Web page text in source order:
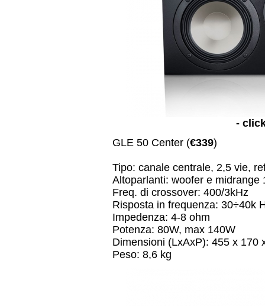
-
GLE 50 Center (€339)
Tipo: canale centrale, 2,5 vie,
Altoparlanti: woofer e midrange
Freq. di crossover: 400/3kHz
Risposta in frequenza: 30÷40k
Impedenza: 4-8 ohm
Potenza: 80W, max 140W
Dimensioni (LxAxP): 455 x 170
Peso: 8,6 kg